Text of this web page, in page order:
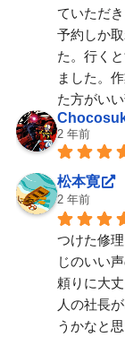
ていただ
予約しか
た。行く
ました。
た方がい
2 年前
松本寛
2 年前
つけた修
じのいい
頼りに大
人の社長
うかなと